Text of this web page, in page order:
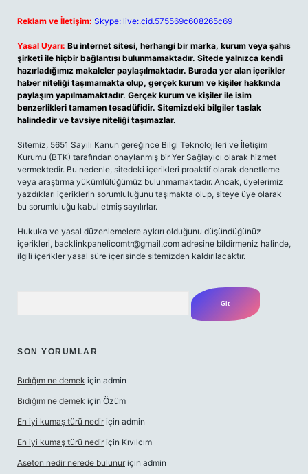
Reklam ve İletişim: Skype: live:.cid.575569c608265c69
Yasal Uyarı: Bu internet sitesi, herhangi bir marka, kurum veya şahıs
şirketi ile hiçbir bağlantısı bulunmamaktadır. Sitede yalnızca kendi
hazırladığımız makaleler paylaşılmaktadır. Burada yer alan içerikler
haber niteliği taşımamakta olup, gerçek kurum ve kişiler hakkında
paylaşım yapılmamaktadır. Gerçek kurum ve kişiler ile isim
benzerlikleri tamamen tesadüfidir. Sitemizdeki bilgiler taslak
halindedir ve tavsiye niteliği taşımazlar.
Sitemiz, 5651 Sayılı Kanun gereğince Bilgi Teknolojileri ve İletişim
Kurumu (BTK) tarafından onaylanmış bir Yer Sağlayıcı olarak hizmet
vermektedir. Bu nedenle, sitedeki içerikleri proaktif olarak denetleme
veya araştırma yükümlülüğümüz bulunmamaktadır. Ancak, üyelerimiz
yazdıkları içeriklerin sorumluluğunu taşımakta olup, siteye üye olarak
bu sorumluluğu kabul etmiş sayılırlar.
Hukuka ve yasal düzenlemelere aykırı olduğunu düşündüğünüz
içerikleri, backlinkpanelicomtr@gmail.com adresine bildirmeniz halinde,
ilgili içerikler yasal süre içerisinde sitemizden kaldırılacaktır.
SON YORUMLAR
Bıdığım ne demek için admin
Bıdığım ne demek için Özüm
En iyi kumaş türü nedir için admin
En iyi kumaş türü nedir için Kıvılcım
Aseton nedir nerede bulunur için admin